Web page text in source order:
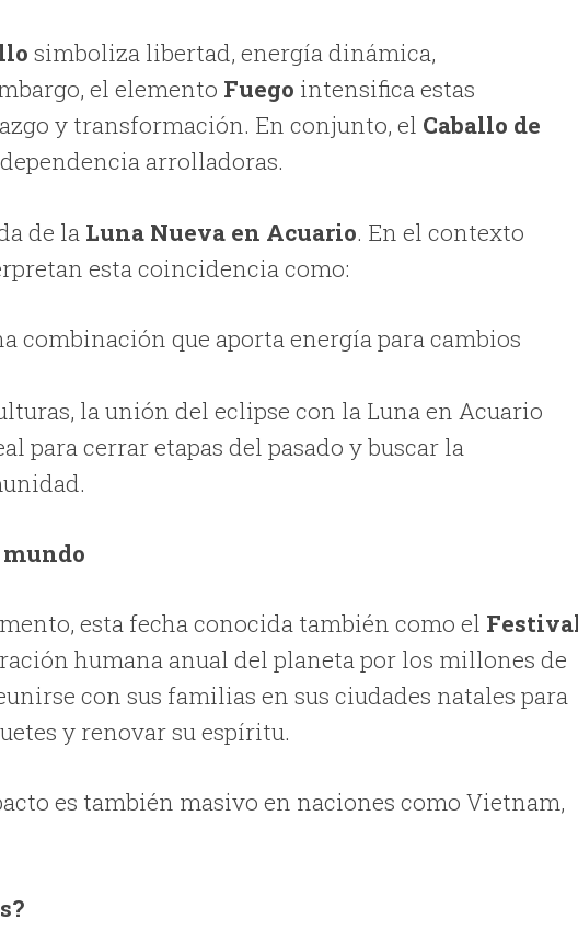
simboliza libertad, energía dinámica,
el elemento Fuego intensifica estas
y transformación. En conjunto, el Caballo de
arrolladoras.
de la Luna Nueva en Acuario. En el contexto
esta coincidencia como:
combinación que aporta energía para cambios
la unión del eclipse con la Luna en Acuario
para cerrar etapas del pasado y buscar la
esta fecha conocida también como el
humana anual del planeta por los millones de
con sus familias en sus ciudades natales para
y renovar su espíritu.
es también masivo en naciones como Vietnam,